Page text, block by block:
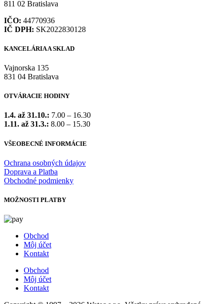
811 02 Bratislava
IČO: 44770936
IČ DPH: SK2022830128
KANCELÁRIA A SKLAD
Vajnorska 135
831 04 Bratislava
OTVÁRACIE HODINY
1.4. až 31.10.: 7.00 – 16.30
1.11. až 31.3.: 8.00 – 15.30
VŠEOBECNÉ INFORMÁCIE
Ochrana osobných údajov
Doprava a Platba
Obchodné podmienky
MOŽNOSTI PLATBY
Obchod
Môj účet
Kontakt
Obchod
Môj účet
Kontakt